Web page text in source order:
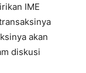
IME
akan
diskusi